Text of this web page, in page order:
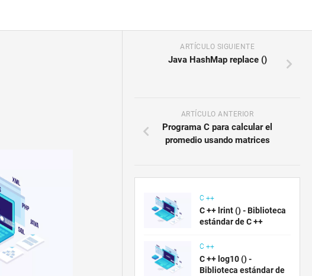
ARTÍCULO SIGUIENTE
Java HashMap replace ()
ARTÍCULO ANTERIOR
Programa C para calcular el
promedio usando matrices
C ++
C ++ lrint () - Biblioteca
estándar de C ++
C ++
C ++ log10 () -
Biblioteca estándar de